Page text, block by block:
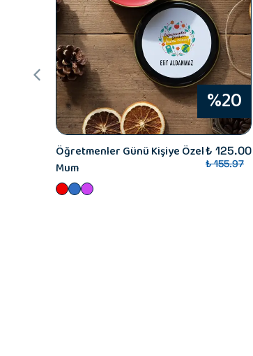
%20
Öğretmenler Günü Kişiye Özel
Mum
₺ 125.00
₺ 155.97